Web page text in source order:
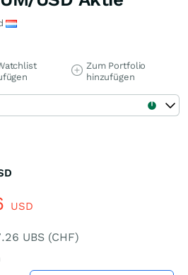
Zum Portfolio
hinzufügen
USD
UBS (CHF)